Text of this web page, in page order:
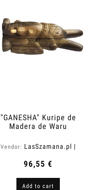
"GANESHA" Kuripe de
Madera de Waru
melanoxylon)
Vendor: LasSzamana.pl |
96,55 €
Add to cart